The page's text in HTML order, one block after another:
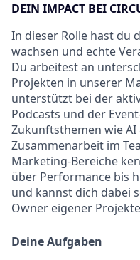
DEIN IMPACT BEI
In dieser Rolle hast du
wachsen und echte
Du arbeitest an
Projekten in unserer
unterstützt bei der
Podcasts und der
Zukunftsthemen wie AI
Zusammenarbeit im
Marketing-Bereiche
über Performance bis
und kannst dich dabei
Owner eigener
Deine Aufgaben